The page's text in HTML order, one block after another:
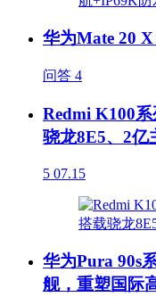
华为Mate 20
问答 4
Redmi K100
骁龙8E5、2亿
5 07.15
华为Pura 90s
舰，重塑国际